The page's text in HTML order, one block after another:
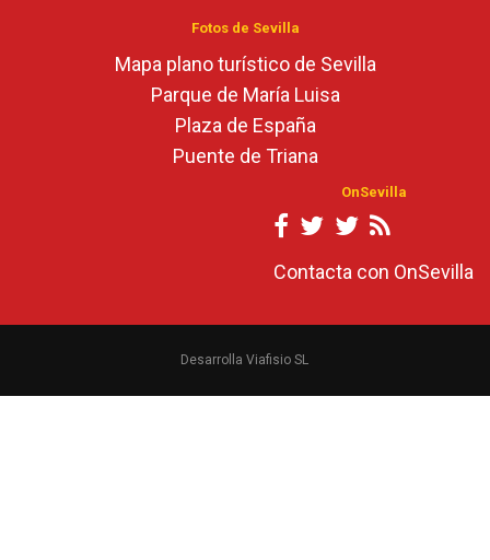
Fotos de Sevilla
Mapa plano turístico de Sevilla
Parque de María Luisa
Plaza de España
Puente de Triana
OnSevilla
Contacta con OnSevilla
Desarrolla Viafisio SL